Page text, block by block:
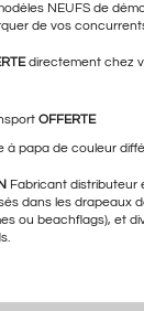
ÉTAIT :
NEUFS de
de vos
directement chez
OFFERTE
à papade couleur
Fabricant distributeur
dans les drapeaux
ou beachflags), et